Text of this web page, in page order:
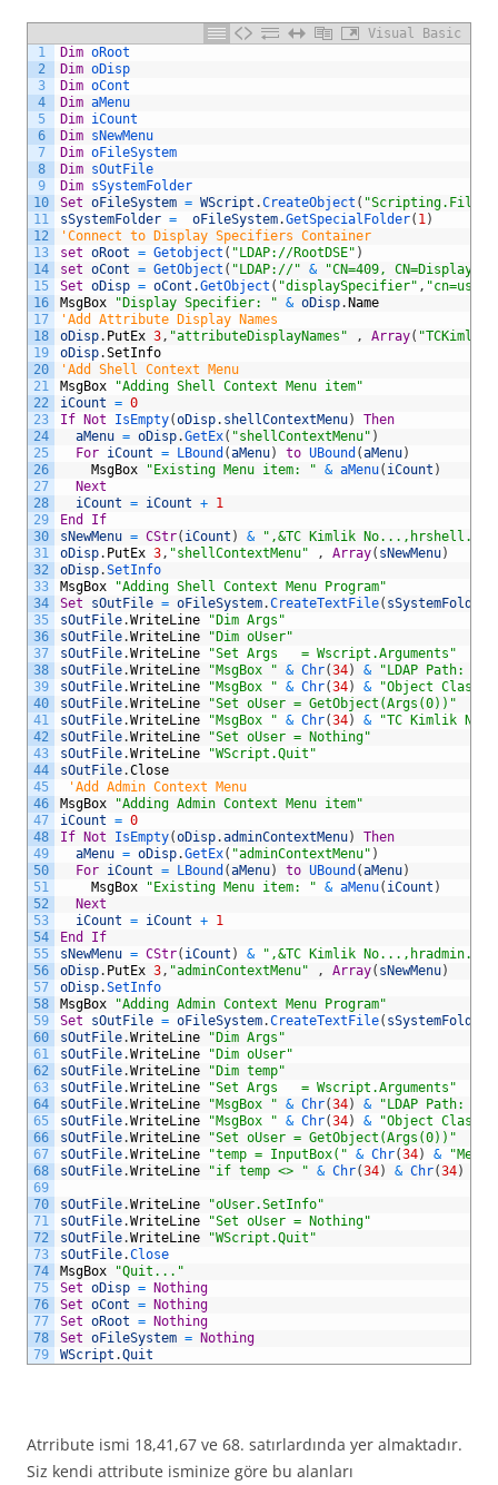
Visual Basic
1
2
3
4
5
6
7
8
9
10
11
12
13
14
15
16
17
18
19
20
21
22
23
24
25
26
27
28
29
30
31
32
33
34
35
36
37
38
39
40
41
42
43
44
45
46
47
48
49
50
51
52
53
54
55
56
57
58
59
60
61
62
63
64
65
66
67
68
69
70
71
72
73
74
75
76
77
78
79
Dim oRoot
Dim oDisp
Dim oCont
Dim aMenu
Dim iCount
Dim sNewMenu
Dim oFileSystem
Dim sOutFile
Dim sSystemFolder
Set oFileSystem = WScript .CreateObject (
sSystemFolder = oFileSystem.GetSpecialFolder( 1 )
'Connect to Display Specifiers Container
set oRoot = Getobject ( "LDAP://RootDSE" )
set oCont = GetObject ( "LDAP://" &
"CN=409,
Set oDisp = oCont .GetObject ( "displaySpecifier" ,
MsgBox
"Display Specifier: " & oDisp.Name
'Add Attribute Display Names
oDisp. PutEx 3 , "attributeDisplayNames" , Array(
oDisp.SetInfo
'Add Shell Context Menu
MsgBox
"Adding Shell Context Menu item"
iCount = 0
If Not IsEmpty(oDisp. shellContextMenu)
Then
aMenu = oDisp.GetEx( "shellContextMenu" )
For iCount = LBound (aMenu) to UBound (aMenu)
MsgBox
"Existing Menu item: " & aMenu( iCount )
Next
iCount = iCount + 1
End
If
sNewMenu = CStr( iCount ) &
",&TC Kimlik
oDisp. PutEx 3 , "shellContextMenu" , Array( sNewMenu)
oDisp.SetInfo
MsgBox
"Adding Shell Context Menu Program"
Set
sOutFile = oFileSystem.CreateTextFile( sSystemFolder
sOutFile.WriteLine
"Dim Args"
sOutFile.WriteLine
"Dim oUser"
sOutFile.WriteLine
"Set Args   = Wscript.Arguments"
sOutFile.WriteLine "MsgBox " & Chr(34) & "LDAP Path: "
sOutFile.WriteLine "MsgBox " & Chr(34) &
"Object Class:
sOutFile.WriteLine
"Set oUser = GetObject(Args(0))"
sOutFile.WriteLine "MsgBox " & Chr(34) & "TC Kimlik No"
sOutFile.WriteLine
"Set oUser = Nothing"
sOutFile.WriteLine
"WScript.Quit"
sOutFile.Close
'Add Admin Context Menu
MsgBox
"Adding Admin Context Menu item"
iCount = 0
If Not IsEmpty(oDisp.adminContextMenu)
Then
aMenu = oDisp.GetEx( "adminContextMenu" )
For iCount = LBound (aMenu) to UBound (aMenu)
MsgBox
"Existing Menu item: " & aMenu( iCount )
Next
iCount = iCount + 1
End
If
sNewMenu = CStr( iCount ) &
",&TC Kimlik
oDisp. PutEx 3 , "adminContextMenu" , Array( sNewMenu)
oDisp.SetInfo
MsgBox
"Adding Admin Context Menu Program"
Set
sOutFile = oFileSystem.CreateTextFile( sSystemFolder
sOutFile.WriteLine
"Dim Args"
sOutFile.WriteLine
"Dim oUser"
sOutFile.WriteLine
"Dim temp"
sOutFile.WriteLine
"Set Args   = Wscript.Arguments"
sOutFile.WriteLine "MsgBox " & Chr(34) & "LDAP Path: "
sOutFile.WriteLine "MsgBox " & Chr(34) &
"Object Class:
sOutFile.WriteLine
"Set oUser = GetObject(Args(0))"
sOutFile.WriteLine "temp = InputBox(" & Chr(34) &
sOutFile.WriteLine "if temp <> " & Chr(34) & Chr(34)
sOutFile.WriteLine
"oUser.SetInfo"
sOutFile.WriteLine
"Set oUser = Nothing"
sOutFile.WriteLine
"WScript.Quit"
sOutFile.Close
MsgBox
"Quit..."
Set oDisp = Nothing
Set oCont = Nothing
Set oRoot = Nothing
Set oFileSystem = Nothing
WScript .Quit
Atrribute ismi 18,41,67 ve 68. satırlardında yer almaktadır.
Siz kendi attribute isminize göre bu alanları